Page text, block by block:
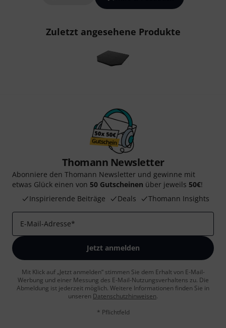
Zuletzt angesehene Produkte
Thomann Newsletter
Abonniere den Thomann Newsletter und gewinne mit
etwas Glück einen von 50 Gutscheinen über jeweils 50€!
Inspirierende Beiträge
Deals Thomann Insights
E-Mail-Adresse*
Jetzt anmelden
Mit Klick auf „Jetzt anmelden“ stimmen Sie dem Erhalt von E-Mail-
Werbung und einer Messung des E-Mail-Nutzungsverhaltens zu. Die
Abmeldung ist jederzeit möglich. Weitere Informationen finden Sie in
unseren Datenschutzhinweisen.
* Pflichtfeld